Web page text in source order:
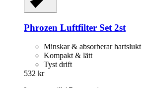
Phrozen Luftfilter Set 2st
Minskar & absorberar hartslukt
Kompakt & lätt
Tyst drift
532 kr